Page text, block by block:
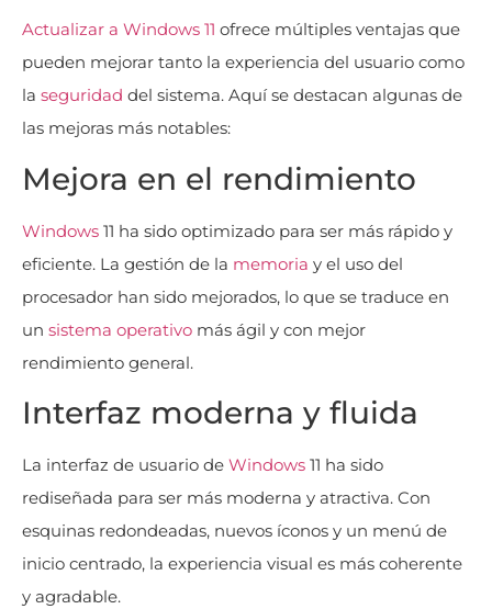
Actualizar a Windows 11 ofrece múltiples ventajas que
pueden mejorar tanto la experiencia del usuario como
la seguridad del sistema. Aquí se destacan algunas de
las mejoras más notables:
Mejora en el rendimiento
Windows 11 ha sido optimizado para ser más rápido y
eficiente. La gestión de la memoria y el uso del
procesador han sido mejorados, lo que se traduce en
un sistema operativo más ágil y con mejor
rendimiento general.
Interfaz moderna y fluida
La interfaz de usuario de Windows 11 ha sido
rediseñada para ser más moderna y atractiva. Con
esquinas redondeadas, nuevos íconos y un menú de
inicio centrado, la experiencia visual es más coherente
y agradable.